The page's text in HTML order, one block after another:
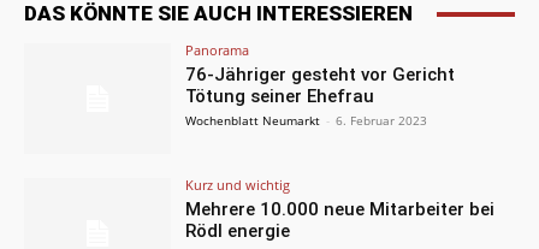
DAS KÖNNTE SIE AUCH INTERESSIEREN
Panorama
76-Jähriger gesteht vor Gericht
Tötung seiner Ehefrau
Wochenblatt Neumarkt - 6. Februar 2023
Kurz und wichtig
Mehrere 10.000 neue Mitarbeiter bei
Rödl energie